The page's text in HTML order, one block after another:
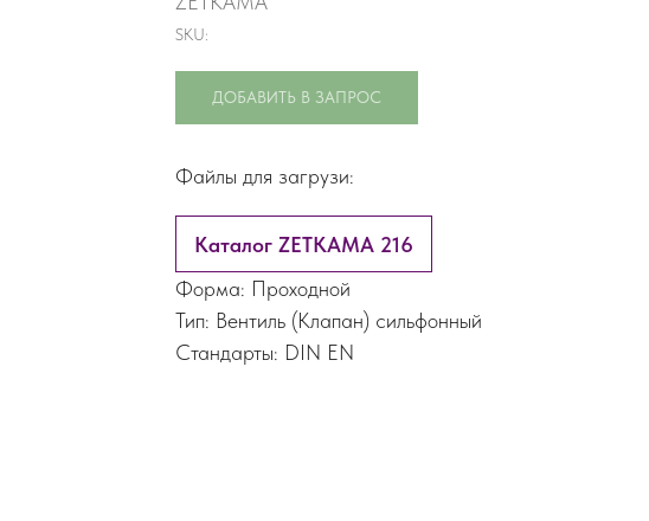
SKU:
ДОБАВИТЬ В ЗАПРОС
Файлы для загрузи:
Каталог ZETKAMA 216
Форма: Проходной
Тип: Вентиль (Клапан) сильфонный
Стандарты: DIN EN